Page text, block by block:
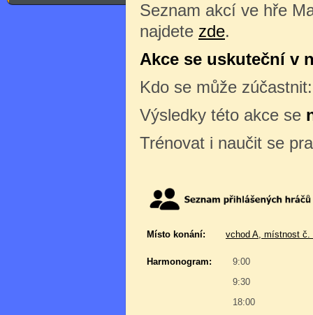
Seznam akcí ve hře
najdete zde.
Akce se uskuteční v
Kdo se může
Výsledky této akce se
Trénovat i naučit se
Místo konání: vchod A, místnost č.
Harmonogram:
9:00
9:30
18:00